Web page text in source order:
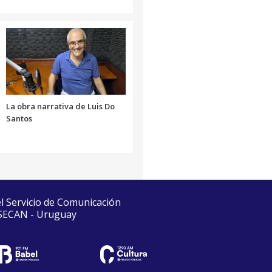
La obra narrativa de Luis Do
Santos
de Comunicación
- Uruguay